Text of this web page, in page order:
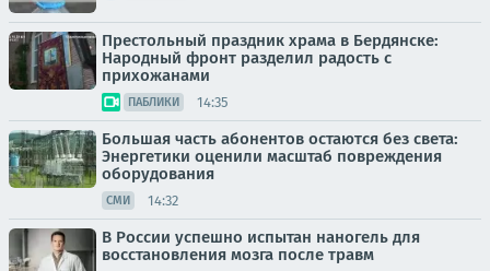
Престольный праздник храма в Бердянске:
Народный фронт разделил радость с
прихожанами
ПАБЛИКИ 14:35
Большая часть абонентов остаются без света:
Энергетики оценили масштаб повреждения
оборудования
СМИ 14:32
В России успешно испытан наногель для
восстановления мозга после травм